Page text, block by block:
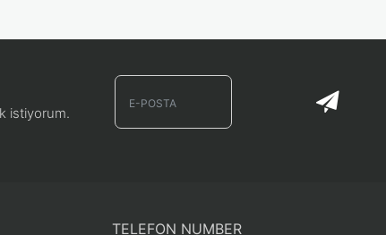
istiyorum.
TELEFON NUMBER